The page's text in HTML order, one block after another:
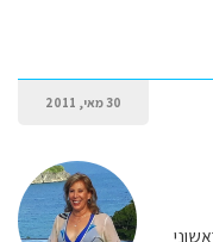
30 מאי, 2011